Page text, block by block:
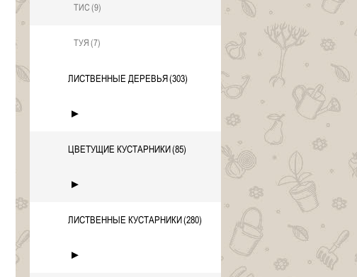
ТИС (9)
ТУЯ (7)
ЛИСТВЕННЫЕ ДЕРЕВЬЯ(303)
►
ЦВЕТУЩИЕ КУСТАРНИКИ(85)
►
ЛИСТВЕННЫЕ КУСТАРНИКИ(280)
►